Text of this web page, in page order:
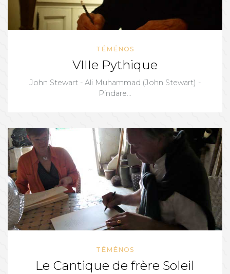
TÉMÉNOS
VIIIe Pythique
John Stewart - Ali Muhammad (John Stewart) -
Pindare...
TÉMÉNOS
Le Cantique de frère Soleil